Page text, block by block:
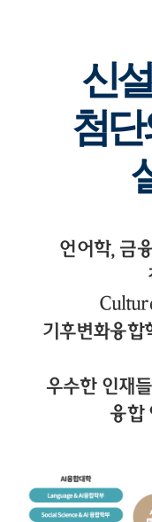
신
첨단
언어학, 금
기후변화융합
우수한 인재
융합